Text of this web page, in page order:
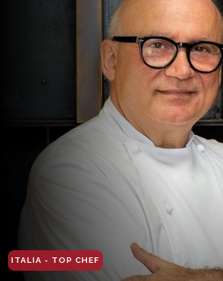
ITALIA - TOP CHEF